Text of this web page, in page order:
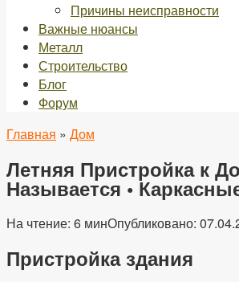
Причины неисправности
Важные нюансы
Металл
Строительство
Блог
Форум
Главная » Дом
Летняя Пристройка к
Называется •
На чтение: 6 минОпубликовано:
Пристройка здания